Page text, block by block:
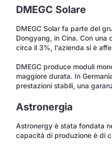
DMEGC Solare
DMEGC Solar fa parte del
Dongyang, in Cina. Con
circa il 3%, l'azienda si è
DMEGC produce moduli
maggiore durata. In
prestazioni stabili, una
Astronergia
Astronergy è stata fondata
capacità di produzione è di